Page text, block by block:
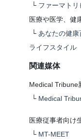
└ ファーマトリ
医療や医学、健
└ あなたの健康
ライフスタイル
関連媒体
Medical Tribune
└ Medical
医療従事者向け
└ MT-MEET